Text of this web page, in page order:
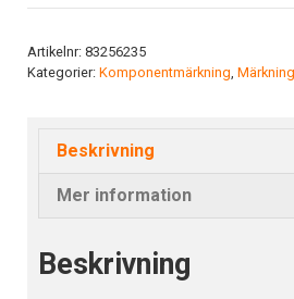
Färg:
Artikelnr: 83256235
Kategorier: Komponentmärkning, Märkning
Beskrivning
Mer information
Beskrivning